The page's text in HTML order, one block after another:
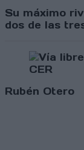
Su máximo
dos de las
Rubén Otero